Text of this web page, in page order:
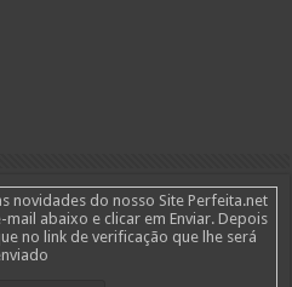
novidades do nosso Site Perfeita.net
abaixo e clicar em Enviar. Depois
no link de verificação que lhe será